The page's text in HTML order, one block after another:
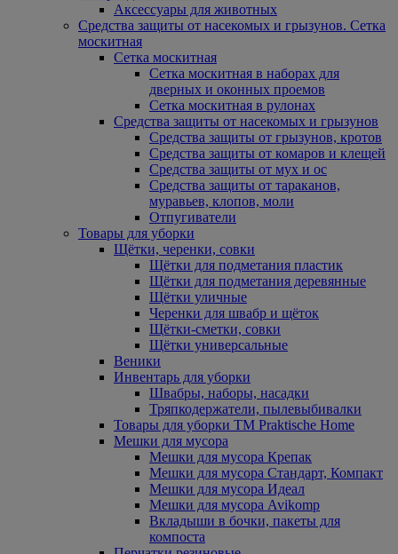
Аксессуары для животных
Средства защиты от насекомых и грызунов. Сетка
москитная
Сетка москитная
Сетка москитная в наборах для
дверных и оконных проемов
Сетка москитная в рулонах
Средства защиты от насекомых и грызунов
Средства защиты от грызунов, кротов
Средства защиты от комаров и клещей
Средства защиты от мух и ос
Средства защиты от тараканов,
муравьев, клопов, моли
Отпугиватели
Товары для уборки
Щётки, черенки, совки
Щётки для подметания пластик
Щётки для подметания деревянные
Щётки уличные
Черенки для швабр и щёток
Щётки-сметки, совки
Щётки универсальные
Веники
Инвентарь для уборки
Швабры, наборы, насадки
Тряпкодержатели, пылевыбивалки
Товары для уборки ТМ Praktische Home
Мешки для мусора
Мешки для мусора Крепак
Мешки для мусора Стандарт, Компакт
Мешки для мусора Идеал
Мешки для мусора Avikomp
Вкладыши в бочки, пакеты для
компоста